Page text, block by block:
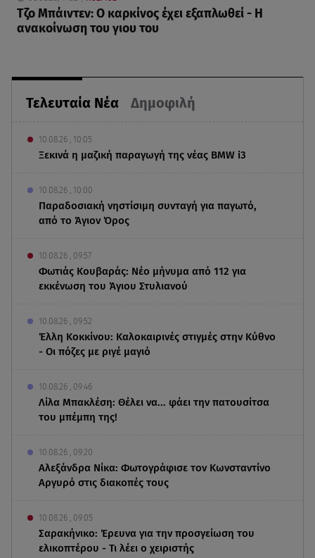
Τελευταία Νέα Δημοφιλή
10.08.26 , 10:05
Ξεκινά η μαζική παραγωγή της νέας BMW i3
10.08.26 , 10:00
Παραδοσιακή νηστίσιμη συνταγή για παγωτό,
από το Άγιον Όρος
10.08.26 , 09:57
Φωτιάς Κουβαράς: Νέο μήνυμα από 112 για
εκκένωση του Άγιου Στυλιανού
10.08.26 , 09:52
Έλλη Κοκκίνου: Καλοκαιρινές στιγμές στην Κύθνο
- Οι πόζες με ριγέ μαγιό
10.08.26 , 09:46
Λίλα Μπακλέση: Θέλει να... φάει την πατουσίτσα
του μπέμπη της!
10.08.26 , 09:20
Αλεξάνδρα Νίκα: Φωτογράφισε τον Κωνσταντίνο
Αργυρό στις διακοπές τους
10.08.26 , 09:05
Σαρακήνικο: Έρευνα για την προσγείωση του
ελικοπτέρου - Τι λέει ο χειριστής
Τζο Μπάιντεν: Ο καρκίνος έχει εξαπλωθεί - Η
ανακοίνωση του γιου του